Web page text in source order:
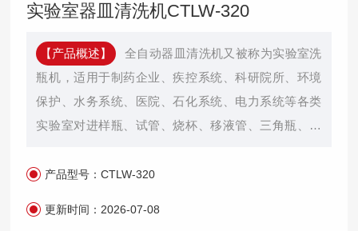
实验室器皿清洗机CTLW-320
【产品概述】
全自动器皿清洗机又被称为实验室洗
瓶机，适用于制药企业、疾控系统、科研院所、环境
保护、水务系统、医院、石化系统、电力系统等各类
实验室对进样瓶、试管、烧杯、移液管、三角瓶、容
产品型号：CTLW-320
更新时间： 2026-07-08